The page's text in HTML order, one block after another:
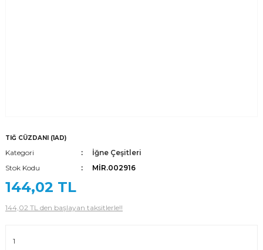
TIĞ CÜZDANI (1AD)
Kategori
İğne Çeşitleri
Stok Kodu
MİR.002916
144,02 TL
144,02 TL den başlayan taksitlerle!!